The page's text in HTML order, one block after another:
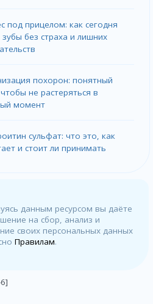
под прицелом: как сегодня
зубы без страха и лишних
похорон: понятный
не растеряться в
момент
сульфат: что это, как
и стоит ли принимать
данным ресурсом вы даёте
на сбор, анализ и
своих персональных данных
Правилам.